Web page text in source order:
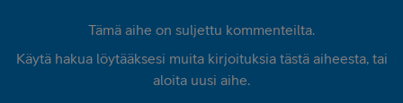
Tämä aihe on suljettu kommenteilta.
Käytä hakua löytääksesi muita kirjoituksia tästä aiheesta, tai
aloita uusi aihe.